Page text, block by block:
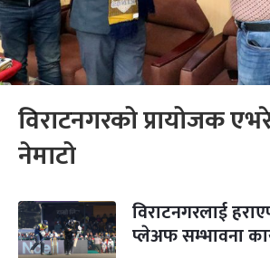
विराटनगरको प्रायोजक
नेमाटो
विराटनगरलाई
प्लेअफ सम्भावना